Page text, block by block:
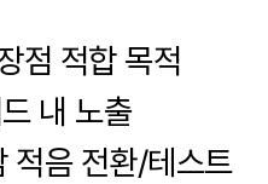
점 적합 목적
내 노출
적음 전환/테스트